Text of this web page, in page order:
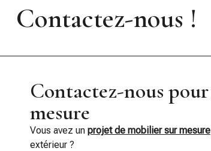
Contactez-nous !
Contactez-nous
mesure
Vous avez un projet de mobilier sur mesure
extérieur ?